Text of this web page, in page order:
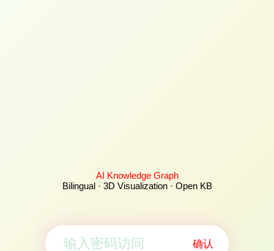
AI Knowledge Graph
Bilingual · 3D Visualization · Open KB
确认